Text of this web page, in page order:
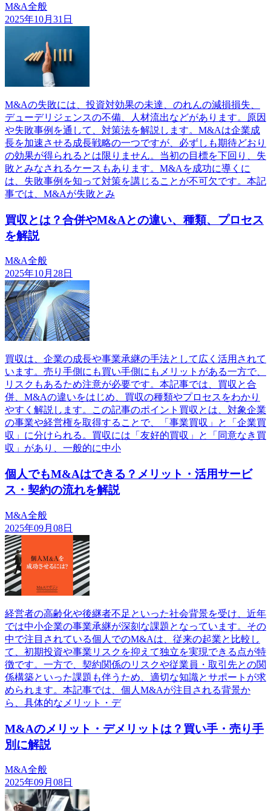
M&A全般
2025年10月31日
M&Aの失敗には、投資対効果の未達、のれんの減損損失、
デューデリジェンスの不備、人材流出などがあります。原因
や失敗事例を通して、対策法を解説します。M&Aは企業成
長を加速させる成長戦略の一つですが、必ずしも期待どおり
の効果が得られるとは限りません。当初の目標を下回り、失
敗とみなされるケースもあります。M&Aを成功に導くに
は、失敗事例を知って対策を講じることが不可欠です。本記
事では、M&Aが失敗とみ
買収とは？合併やM&Aとの違い、種類、プロセス
を解説
M&A全般
2025年10月28日
買収は、企業の成長や事業承継の手法として広く活用されて
います。売り手側にも買い手側にもメリットがある一方で、
リスクもあるため注意が必要です。本記事では、買収と合
併、M&Aの違いをはじめ、買収の種類やプロセスをわかり
やすく解説します。この記事のポイント買収とは、対象企業
の事業や経営権を取得することで、「事業買収」と「企業買
収」に分けられる。買収には「友好的買収」と「同意なき買
収」があり、一般的に中小
個人でもM&Aはできる？メリット・活用サービ
ス・契約の流れを解説
M&A全般
2025年09月08日
経営者の高齢化や後継者不足といった社会背景を受け、近年
では中小企業の事業承継が深刻な課題となっています。その
中で注目されている個人でのM&Aは、従来の起業と比較し
て、初期投資や事業リスクを抑えて独立を実現できる点が特
徴です。一方で、契約関係のリスクや従業員・取引先との関
係構築といった課題も伴うため、適切な知識とサポートが求
められます。本記事では、個人M&Aが注目される背景か
ら、具体的なメリット・デ
M&Aのメリット・デメリットは？買い手・売り手
別に解説
M&A全般
2025年09月08日